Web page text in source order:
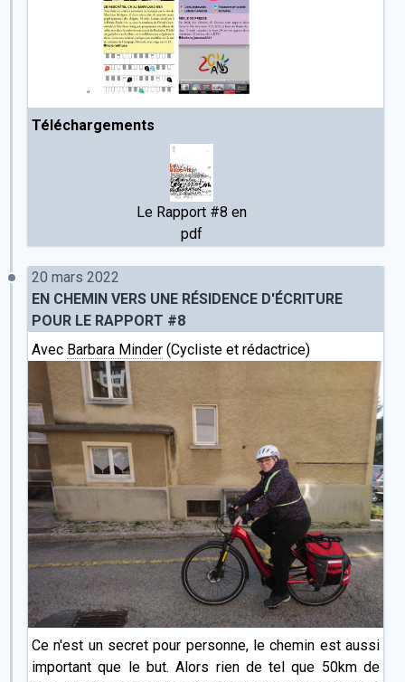
Téléchargements
Le Rapport #8 en
pdf
20 mars 2022
EN CHEMIN VERS UNE RÉSIDENCE D'ÉCRITURE
POUR LE RAPPORT #8
Avec Barbara Minder (Cycliste et rédactrice)
Ce n'est un secret pour personne, le chemin est aussi
important que le but. Alors rien de tel que 50km de